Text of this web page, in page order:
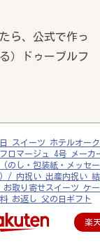
ら、公式で作っ
）ドゥーブルフ
スイーツ ホテルオー
ロマージュ 4号 メーカ
(のし・包装紙・メッセ
/ 内祝い 出産内祝い 結
お取り寄せスイーツ ケ
お返し 父の日ギフト
楽